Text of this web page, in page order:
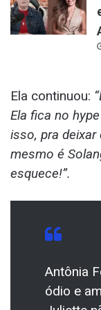
Ela continuou:
Ela fica no
isso, pra deixar
mesmo é
esquece!”.
Antônia
ódio e